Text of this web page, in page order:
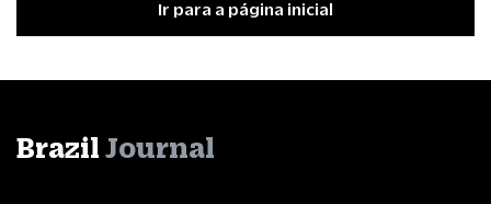
Ir para a página inicial
Brazil Journal